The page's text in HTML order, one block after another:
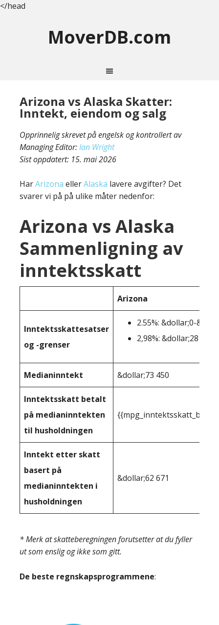
</head
MoverDB.com
Arizona vs Alaska Skatter:
Inntekt, eiendom og salg
Opprinnelig skrevet på engelsk og kontrollert av
Managing Editor:Ian Wright
Sist oppdatert: 15. mai 2026
HarArizona ellerAlaska lavere avgifter? Det
svarer vi på på ulike måter nedenfor:
Arizona vs Alaska
Sammenligning av
inntektsskatt
Arizona
Inntektsskattesatser
og -grenser
2.55%: &dollar;0-
2,98%: &dollar;28 654+
Medianinntekt &dollar;73 450
Inntektsskatt betalt
på medianinntekten
til husholdningen
Inntekt etter skatt
basert på
medianinntekten i
husholdningen
&dollar;62 671
* Merk at skatteberegningen forutsetter at du fyller
ut som enslig og ikke som gitt.
De beste regnskapsprogrammene: